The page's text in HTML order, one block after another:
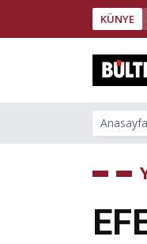
KÜNYE
Anasayfa